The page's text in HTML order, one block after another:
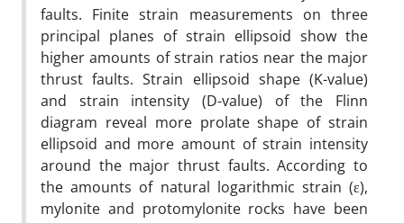
faults. Finite strain measurements on three
principal planes of strain ellipsoid show the
higher amounts of strain ratios near the major
thrust faults. Strain ellipsoid shape (K-value)
and strain intensity (D-value) of the Flinn
diagram reveal more prolate shape of strain
ellipsoid and more amount of strain intensity
around the major thrust faults. According to
the amounts of natural logarithmic strain (ε),
mylonite and protomylonite rocks have been